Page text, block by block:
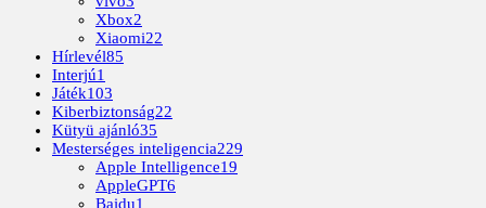
Xbox2
Xiaomi22
Hírlevél85
Interjú1
Játék103
Kiberbiztonság22
Kütyü ajánló35
Mesterséges inteligencia229
Apple Intelligence19
AppleGPT6
Baidu1